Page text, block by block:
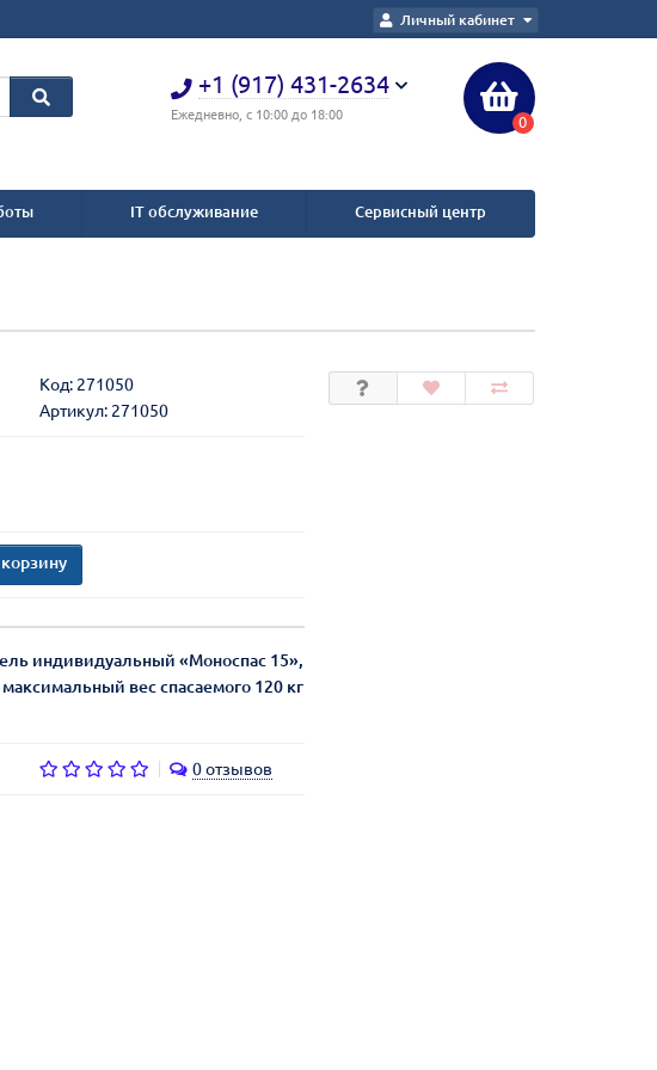
Личный кабинет
+1 (917) 431-2634
Ежедневно, с 10:00 до 18:00 0
IT обслуживание Сервисный центр
Код: 271050
Артикул: 271050
индивидуальный «Моноспас 15»,
вес спасаемого 120 кг
0 отзывов